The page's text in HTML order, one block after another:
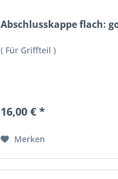
Abschlusskappe flach:
( Für Griffteil )
16,00 € *
Merken